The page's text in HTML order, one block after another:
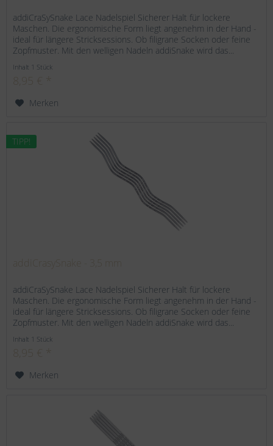
addiCraSySnake Lace Nadelspiel Sicherer Halt für lockere
Maschen. Die ergonomische Form liegt angenehm in der Hand -
ideal für längere Stricksessions. Ob filigrane Socken oder feine
Zopfmuster. Mit den welligen Nadeln addiSnake wird das...
Inhalt 1 Stück
Merken
TIPP!
addiCraSySnake Lace Nadelspiel Sicherer Halt für lockere
Maschen. Die ergonomische Form liegt angenehm in der Hand -
ideal für längere Stricksessions. Ob filigrane Socken oder feine
Zopfmuster. Mit den welligen Nadeln addiSnake wird das...
Inhalt 1 Stück
Merken